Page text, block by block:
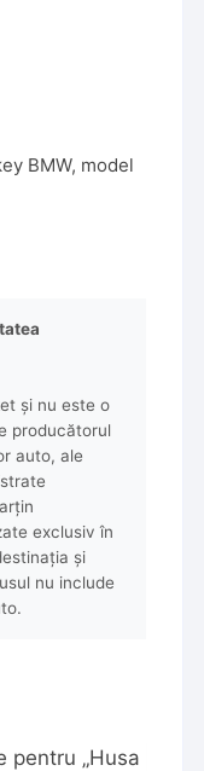
BMW, model
și nu este o
producătorul
auto, ale
exclusiv în
și
nu include
pentru „Husa